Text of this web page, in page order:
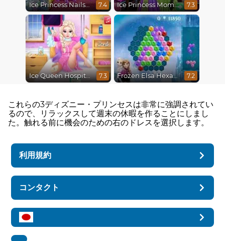
Ice Princess Nails Spa 7.4 Ice Princess Mommy Real Makeover 7.3
Ice Queen Hospital Recovery 7.3 Frozen Elsa Hexagon Puzzle 7.2
これらの3ディズニー・プリンセスは非常に強調されてい
るので、リラックスして週末の休暇を作ることにしまし
た。触れる前に機会のための右のドレスを選択します。
利用規約
コンタクト